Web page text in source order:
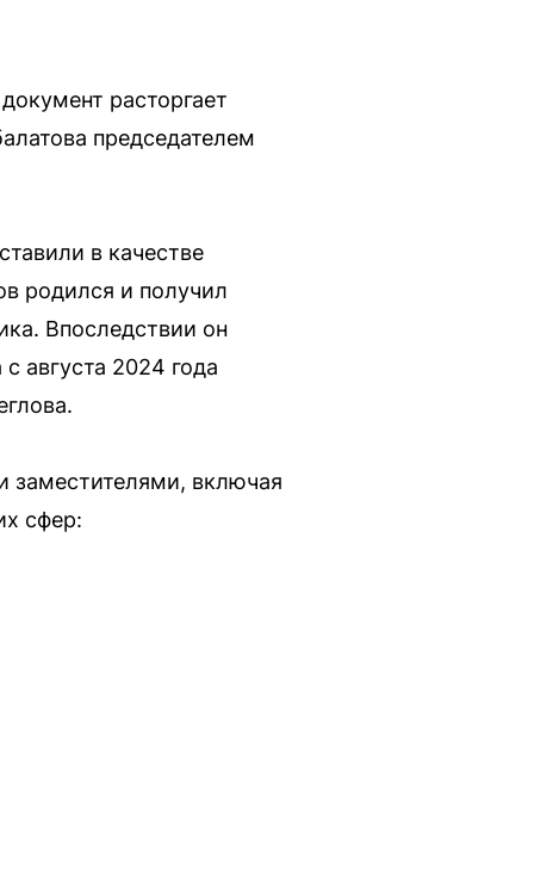
расторгает
председателем
в качестве
родился и получил
Впоследствии он
августа 2024 года
заместителями, включая
сфер: